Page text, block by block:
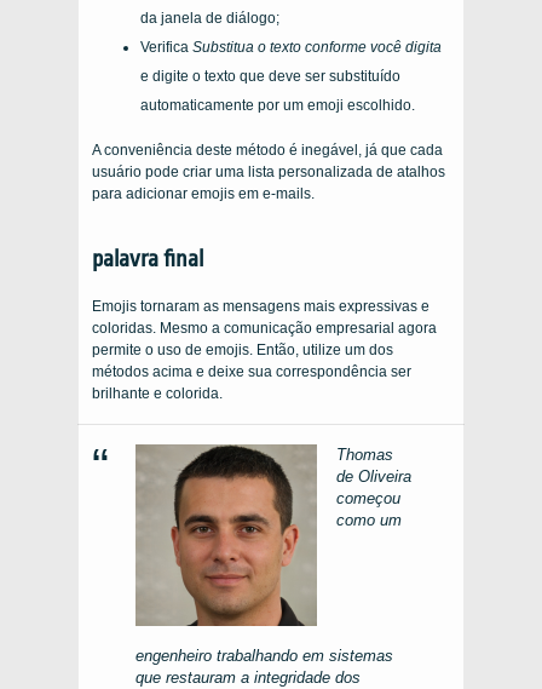
da janela de diálogo;
Verifica Substitua o texto conforme você digita
e digite o texto que deve ser substituído
automaticamente por um emoji escolhido.
A conveniência deste método é inegável, já que cada
usuário pode criar uma lista personalizada de atalhos
para adicionar emojis em e-mails.
palavra final
Emojis tornaram as mensagens mais expressivas e
coloridas. Mesmo a comunicação empresarial agora
permite o uso de emojis. Então, utilize um dos
métodos acima e deixe sua correspondência ser
brilhante e colorida.
Thomas
de Oliveira
começou
como um
engenheiro trabalhando em sistemas
que restauram a integridade dos